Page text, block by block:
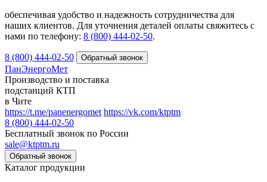
обеспечивая удобство и надежность сотрудничества для
наших клиентов. Для уточнения деталей оплаты свяжитесь с
нами по телефону: 8 (800) 444-02-50.
8 (800) 444-02-50
ПанЭнергоМет
Производство и поставка
подстанций КТП
в Чите
https://t.me/panenergomet https://vk.com/ktptm
8 (800) 444-02-50
Бесплатный звонок по России
sale@ktptm.ru
Каталог продукции